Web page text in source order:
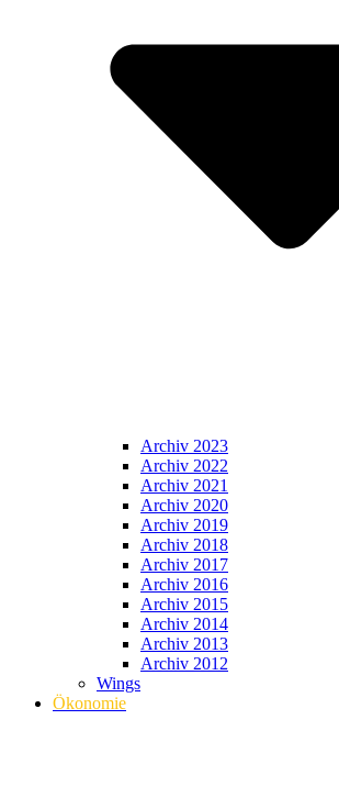
Archiv 2023
Archiv 2022
Archiv 2021
Archiv 2020
Archiv 2019
Archiv 2018
Archiv 2017
Archiv 2016
Archiv 2015
Archiv 2014
Archiv 2013
Archiv 2012
Wings
Ökonomie